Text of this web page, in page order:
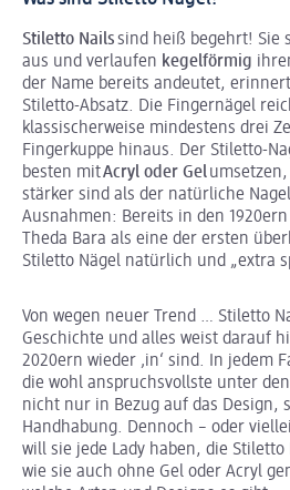
Stiletto Nailssind heiß begehrt! Sie
aus und verlaufen kegelförmig
der Name bereits andeutet,
Stiletto-Absatz. Die Fingernägel
klassischerweise mindestens drei
Fingerkuppe hinaus. Der Stiletto-
besten mitAcryl oder Gel
stärker sind als der natürliche
Ausnahmen: Bereits in den
Theda Bara als eine der ersten
Stiletto Nägel natürlich und „extra
Von wegen neuer Trend … Stiletto
Geschichte und alles weist darauf
2020ern wieder ‚in‘ sind. In jedem
die wohl anspruchsvollste unter
nicht nur in Bezug auf das Design,
Handhabung. Dennoch – oder
will sie jede Lady haben, die Stiletto
wie sie auch ohne Gel oder Acryl